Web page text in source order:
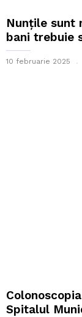
Nunțile sunt
bani trebuie
10 februarie 2025
Spitalul